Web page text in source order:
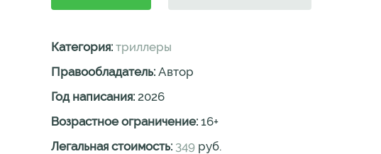
Категория: триллеры
Правообладатель: Автор
Год написания: 2026
Возрастное ограничение: 16+
Легальная стоимость: 349 руб.